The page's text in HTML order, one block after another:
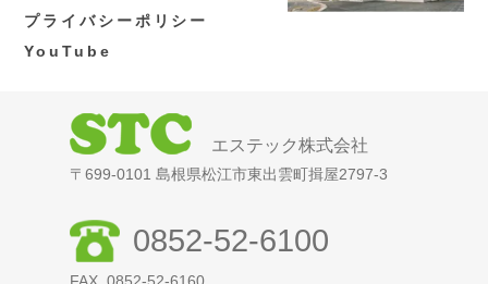
プライバシーポリシー
YouTube
エステック株式会社
〒699-0101 島根県松江市東出雲町揖屋2797-3
0852-52-6100